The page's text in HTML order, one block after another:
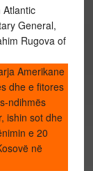
General,
Rugova of
Amerikane
dhe e fitores
ndihmës
ishin sot dhe
e 20
në